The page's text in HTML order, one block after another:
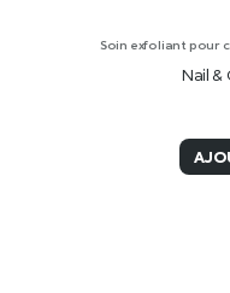
Soin exfoliant pour
Nail &